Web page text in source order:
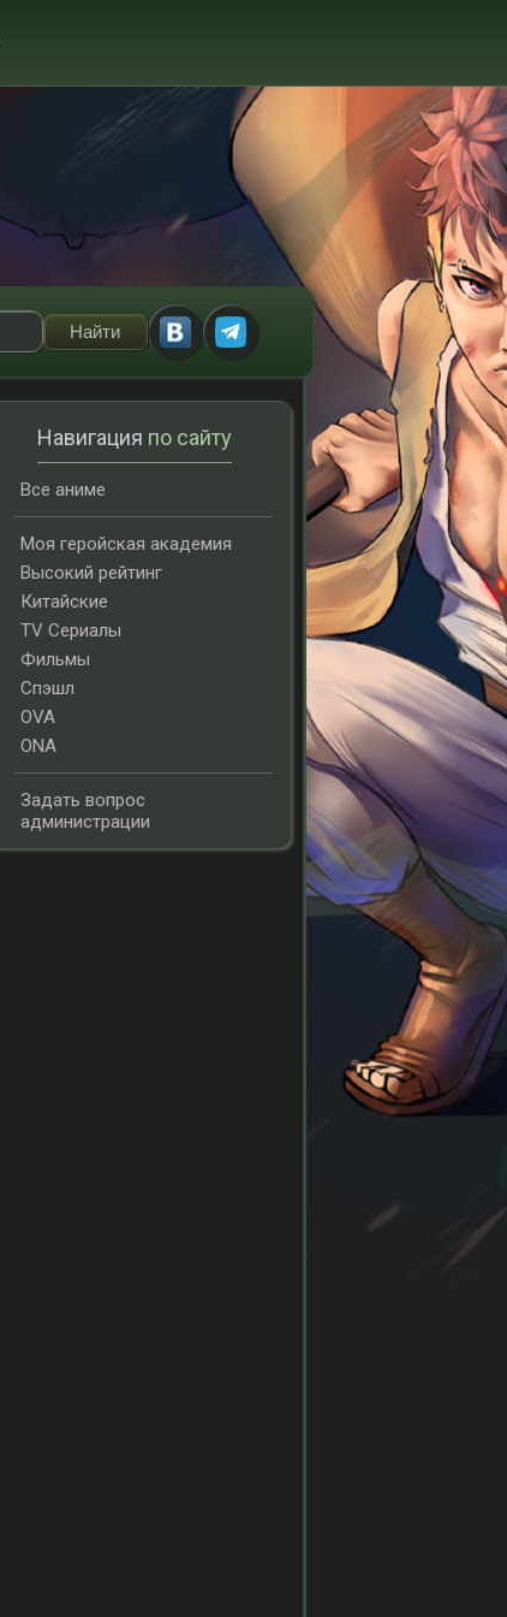
Навигация по сайту
Все аниме
Моя геройская академия
Высокий рейтинг
Китайские
TV Сериалы
Фильмы
Спэшл
OVA
ONA
Задать вопрос
администрации